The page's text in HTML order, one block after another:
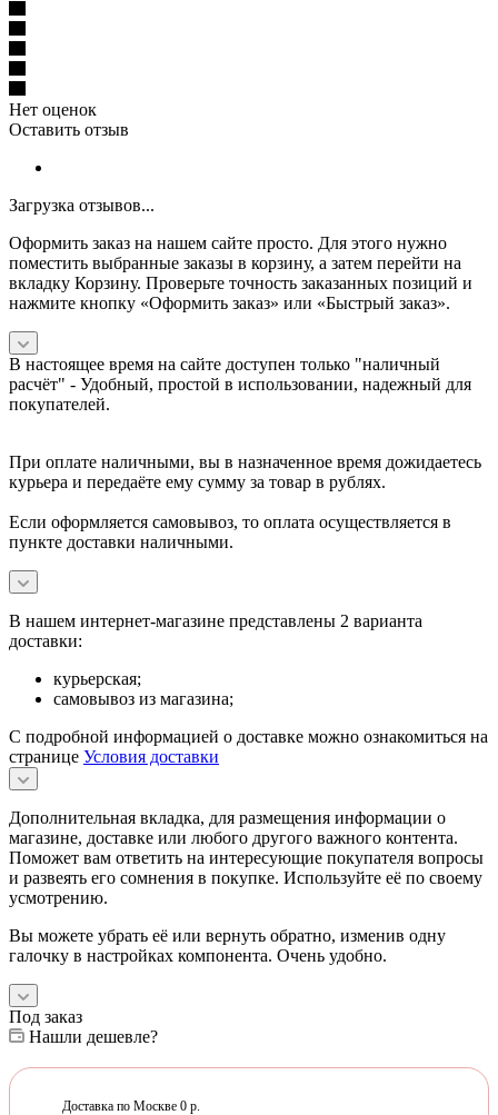
Нет оценок
Оставить отзыв
Загрузка отзывов...
Оформить заказ на нашем сайте просто. Для этого нужно
поместить выбранные заказы в корзину, а затем перейти на
вкладку Корзину. Проверьте точность заказанных позиций и
нажмите кнопку «Оформить заказ» или «Быстрый заказ».
В настоящее время на сайте доступен только "наличный
расчёт" - Удобный, простой в использовании, надежный для
покупателей.
При оплате наличными, вы в назначенное время дожидаетесь
курьера и передаёте ему сумму за товар в рублях.
Если оформляется самовывоз, то оплата осуществляется в
пункте доставки наличными.
В нашем интернет-магазине представлены 2 варианта
доставки:
курьерская;
самовывоз из магазина;
С подробной информацией о доставке можно ознакомиться на
странице Условия доставки
Дополнительная вкладка, для размещения информации о
магазине, доставке или любого другого важного контента.
Поможет вам ответить на интересующие покупателя вопросы
и развеять его сомнения в покупке. Используйте её по своему
усмотрению.
Вы можете убрать её или вернуть обратно, изменив одну
галочку в настройках компонента. Очень удобно.
Под заказ
Нашли дешевле?
Доставка по Москве 0 р.